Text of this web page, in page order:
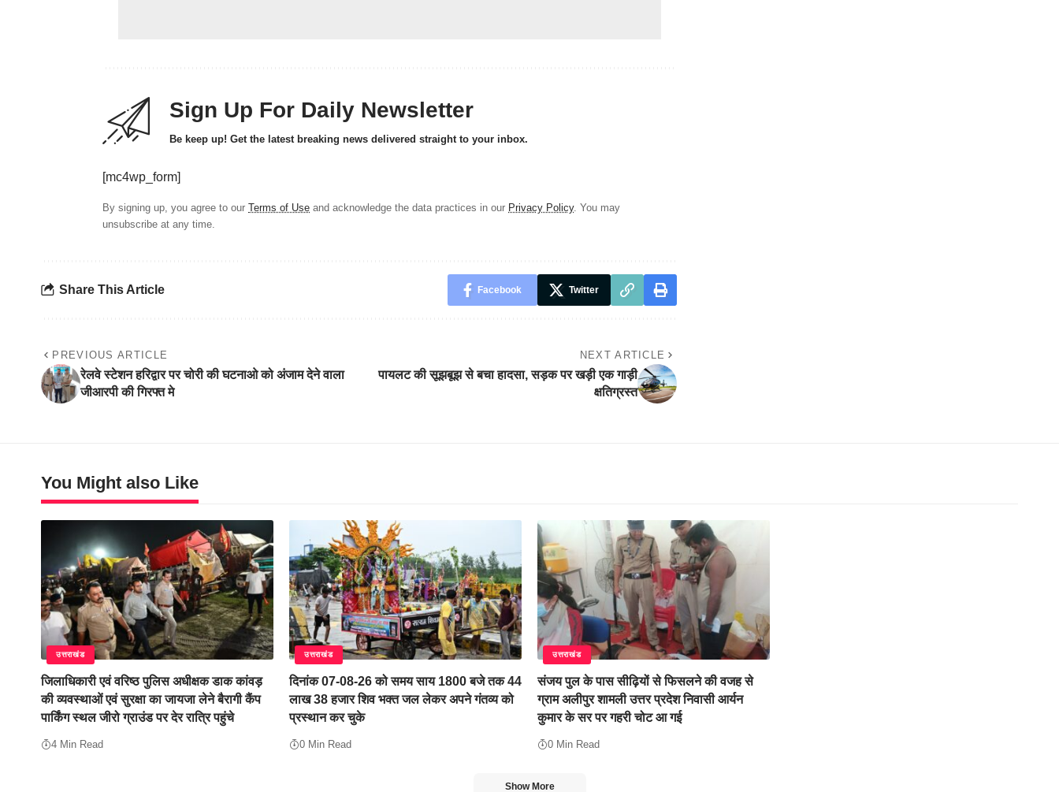
Sign Up For Daily Newsletter
Be keep up! Get the latest breaking news delivered straight to your inbox.
[mc4wp_form]
By signing up, you agree to our Terms of Use and acknowledge the data practices in our Privacy Policy. You may
unsubscribe at any time.
Share This Article Facebook Twitter
PREVIOUS ARTICLE
रेलवे स्टेशन हरिद्वार पर चोरी की घटनाओ को अंजाम देने वाला
जीआरपी की गिरफ्त मे
NEXT ARTICLE
पायलट की सूझबूझ से बचा हादसा, सड़क पर खड़ी एक गाड़ी
क्षतिग्रस्त
You Might also Like
उत्तराखंड
जिलाधिकारी एवं वरिष्ठ पुलिस अधीक्षक डाक कांवड़
की व्यवस्थाओं एवं सुरक्षा का जायजा लेने बैरागी कैंप
पार्किंग स्थल जीरो ग्राउंड पर देर रात्रि पहुंचे
4 Min Read
उत्तराखंड
दिनांक 07-08-26 को समय साय 1800 बजे तक 44
लाख 38 हजार शिव भक्त जल लेकर अपने गंतव्य को
प्रस्थान कर चुके
0 Min Read
उत्तराखंड
संजय पुल के पास सीढ़ियों से फिसलने की वजह से
ग्राम अलीपुर शामली उत्तर प्रदेश निवासी आर्यन
कुमार के सर पर गहरी चोट आ गई
0 Min Read
Show More